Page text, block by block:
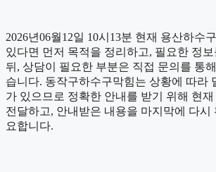
2026년06월12일 10시13분 현재 용산하수
있다면 먼저 목적을 정리하고, 필요한 정
뒤, 상담이 필요한 부분은 직접 문의를 통
습니다. 동작구하수구막힘는 상황에 따라
가 있으므로 정확한 안내를 받기 위해 현
전달하고, 안내받은 내용을 마지막에 다시
요합니다.